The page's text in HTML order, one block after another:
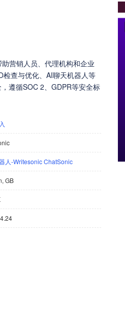
营销人员、代理机构和企业
查与优化、AI聊天机器人等
遵循SOC 2、GDPR等安全标
人-Writesonic ChatSonic
GB